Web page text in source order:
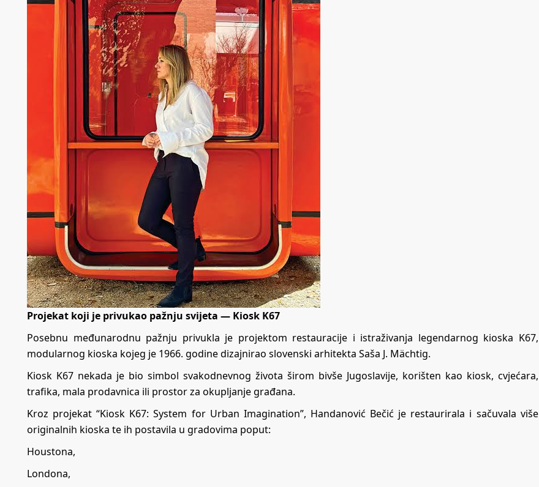
Projekat koji je privukao pažnju svijeta — Kiosk K67
Posebnu međunarodnu pažnju privukla je projektom restauracije i istraživanja legendarnog kioska K67,
modularnog kioska kojeg je 1966. godine dizajnirao slovenski arhitekta Saša J. Mächtig.
Kiosk K67 nekada je bio simbol svakodnevnog života širom bivše Jugoslavije, korišten kao kiosk, cvjećara,
trafika, mala prodavnica ili prostor za okupljanje građana.
Kroz projekat “Kiosk K67: System for Urban Imagination”, Handanović Bečić je restaurirala i sačuvala više
originalnih kioska te ih postavila u gradovima poput:
Houstona,
Londona,